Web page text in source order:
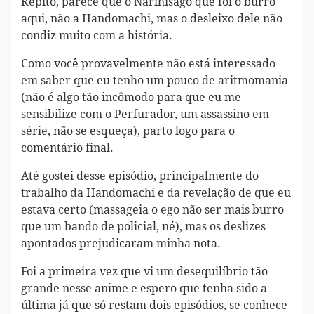
aqui, não a Handomachi, mas o desleixo dele não
condiz muito com a história.
Como você provavelmente não está interessado
em saber que eu tenho um pouco de aritmomania
(não é algo tão incômodo para que eu me
sensibilize com o Perfurador, um assassino em
série, não se esqueça), parto logo para o
comentário final.
Até gostei desse episódio, principalmente do
trabalho da Handomachi e da revelação de que eu
estava certo (massageia o ego não ser mais burro
que um bando de policial, né), mas os deslizes
apontados prejudicaram minha nota.
Foi a primeira vez que vi um desequilíbrio tão
grande nesse anime e espero que tenha sido a
última já que só restam dois episódios, se conhece